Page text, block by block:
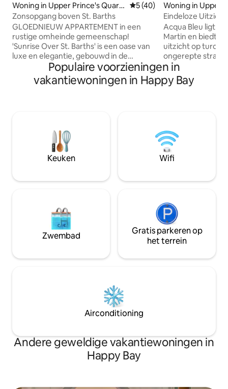
Woning in Upper Prince's Quart
er
Gemiddelde beoordeling
5 (40)
Zonsopgang boven St. Barths
GLOEDNIEUW APPARTEMENT in een
rustige omheinde gemeenschap!
'Sunrise Over St. Barths' is een oase van
luxe en elegantie, gebouwd in de
heuvels met uitzicht op de Atlantische
Oceaan en St Barth. Geniet elke
ochtend van de zonsopgang in deze
wasruimte. Elke slaapkamer en de
woonkamer hebben een onbelemmerd
panoramisch uitzicht op de oceaan. Een
adembenemend overloopzwembad en
oceaan.
Woning in Upper
uarter
Eindeloze
Acqua Bleu ligt in
Martin en biedt
uitzicht op
ongerepte
toegang tot een
plekken op het
eindeloos plezier
meer! Acqua
kingsize
een
genieten van
Populaire voorzieningen in
vakantiewoningen in Happy Bay
Keuken Wifi
Zwembad
Gratis parkeren op
het terrein
Airconditioning
Andere geweldige vakantiewoningen in
Happy Bay